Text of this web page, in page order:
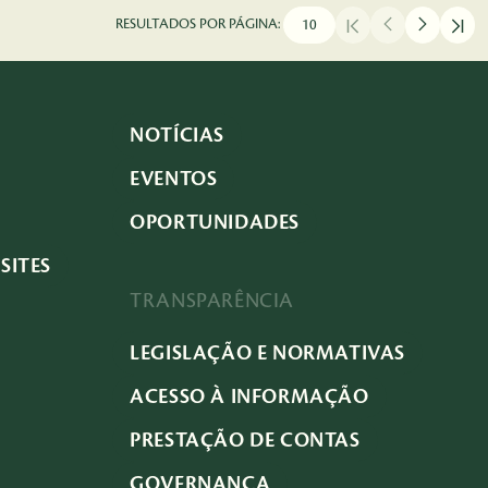
RESULTADOS POR PÁGINA:
NOTÍCIAS
EVENTOS
OPORTUNIDADES
TRANSPARÊNCIA
LEGISLAÇÃO E NORMATIVAS
ACESSO À INFORMAÇÃO
PRESTAÇÃO DE CONTAS
GOVERNANÇA